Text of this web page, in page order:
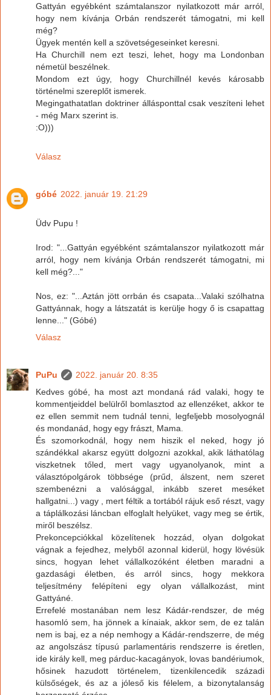
Gattyán egyébként számtalanszor nyilatkozott már arról,
hogy nem kívánja Orbán rendszerét támogatni, mi kell
még?
Ügyek mentén kell a szövetségeseinket keresni.
Ha Churchill nem ezt teszi, lehet, hogy ma Londonban
németül beszélnek.
Mondom ezt úgy, hogy Churchillnél kevés károsabb
történelmi szereplőt ismerek.
Megingathatatlan doktriner állásponttal csak veszíteni lehet
- még Marx szerint is.
:O)))
Válasz
góbé 2022. január 19. 21:29
Üdv Pupu !
Irod: "...Gattyán egyébként számtalanszor nyilatkozott már
arról, hogy nem kívánja Orbán rendszerét támogatni, mi
kell még?..."
Nos, ez: "...Aztán jött orrbán és csapata...Valaki szólhatna
Gattyánnak, hogy a látszatát is kerülje hogy ő is csapattag
lenne..." (Góbé)
Válasz
PuPu
2022. január 20. 8:35
Kedves góbé, ha most azt mondaná rád valaki, hogy te
kommentjeiddel belülről bomlasztod az ellenzéket, akkor te
ez ellen semmit nem tudnál tenni, legfeljebb mosolyognál
és mondanád, hogy egy frászt, Mama.
És szomorkodnál, hogy nem hiszik el neked, hogy jó
szándékkal akarsz együtt dolgozni azokkal, akik láthatólag
viszketnek tőled, mert vagy ugyanolyanok, mint a
választópolgárok többsége (prűd, álszent, nem szeret
szembenézni a valósággal, inkább szeret meséket
hallgatni...) vagy , mert féltik a tortából rájuk eső részt, vagy
a táplálkozási láncban elfoglalt helyüket, vagy meg se értik,
miről beszélsz.
Prekoncepciókkal közelítenek hozzád, olyan dolgokat
vágnak a fejedhez, melyből azonnal kiderül, hogy lövésük
sincs, hogyan lehet vállalkozóként életben maradni a
gazdasági életben, és arról sincs, hogy mekkora
teljesítmény felépíteni egy olyan vállalkozást, mint
Gattyáné.
Errefelé mostanában nem lesz Kádár-rendszer, de még
hasomló sem, ha jönnek a kínaiak, akkor sem, de ez talán
nem is baj, ez a nép nemhogy a Kádár-rendszerre, de még
az angolszász típusú parlamentáris rendszerre is éretlen,
ide király kell, meg párduc-kacagányok, lovas bandériumok,
hősinek hazudott történelem, tizenkilencedik századi
külsőségek, és az a jóleső kis félelem, a bizonytalanság